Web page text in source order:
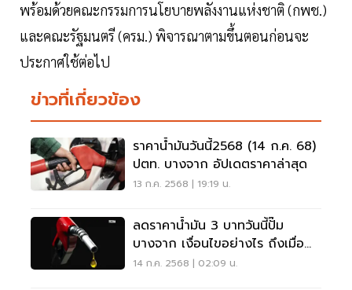
พร้อมด้วยคณะกรรมการนโยบายพลังงานแห่งชาติ (กพช.)
และคณะรัฐมนตรี (ครม.) พิจารณาตามขึ้นตอนก่อนจะ
ประกาศใช้ต่อไป
ข่าวที่เกี่ยวข้อง
ราคาน้ำมันวันนี้2568 (14 ก.ค. 68)
ปตท. บางจาก อัปเดตราคาล่าสุด
13 ก.ค. 2568 | 19:19 น.
ลดราคาน้ำมัน 3 บาทวันนี้ปั๊ม
บางจาก เงื่อนไขอย่างไร ถึงเมื่อ
ไหร่
14 ก.ค. 2568 | 02:09 น.